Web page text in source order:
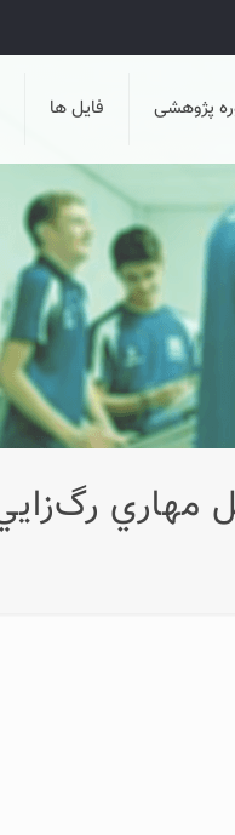
پژوهشی فایل ها
مهاري